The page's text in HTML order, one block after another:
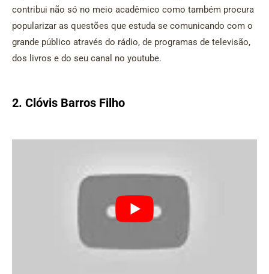
contribui não só no meio acadêmico como também procura
popularizar as questões que estuda se comunicando com o
grande público através do rádio, de programas de televisão,
dos livros e do seu canal no youtube.
2. Clóvis Barros Filho